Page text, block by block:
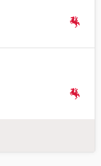
om
en
i